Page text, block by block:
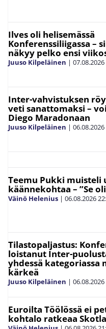
Ilves oli helisemässä
Konferenssiliigassa –
näkyy pelko ensi
Juuso Kilpeläinen | 07.08.2026
Inter-vahvistuksen
veti sanattomaksi –
Diego Maradonaan
Juuso Kilpeläinen | 06.08.2026
Teemu Pukki muisteli
käännekohtaa – ”Se
Väinö Helenius | 06.08.2026
Tilastopaljastus:
loistanut Inter-
yhdessä kategoriassa
kärkeä
Juuso Kilpeläinen | 06.08.2026
Euroilta Töölössä ei
kohtalo ratkeaa